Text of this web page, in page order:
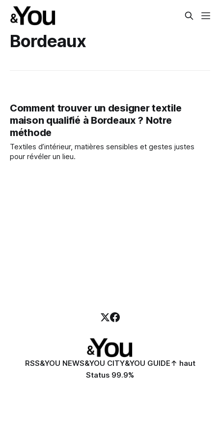
Bordeaux
Comment trouver un designer textile
maison qualifié à Bordeaux ? Notre
méthode
Textiles d’intérieur, matières sensibles et gestes justes
pour révéler un lieu.
RSS&YOU NEWS&YOU CITY&YOU GUIDE↑ haut
Status 99.9%